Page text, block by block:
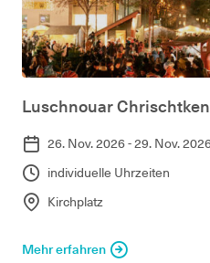
Luschnouar
26. Nov. 2026 - 29. Nov.
individuelle Uhrzeiten
Kirchplatz
Mehr erfahren